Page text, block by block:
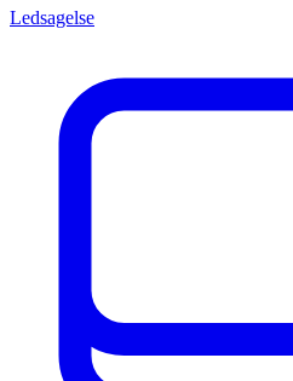
Ledsagelse